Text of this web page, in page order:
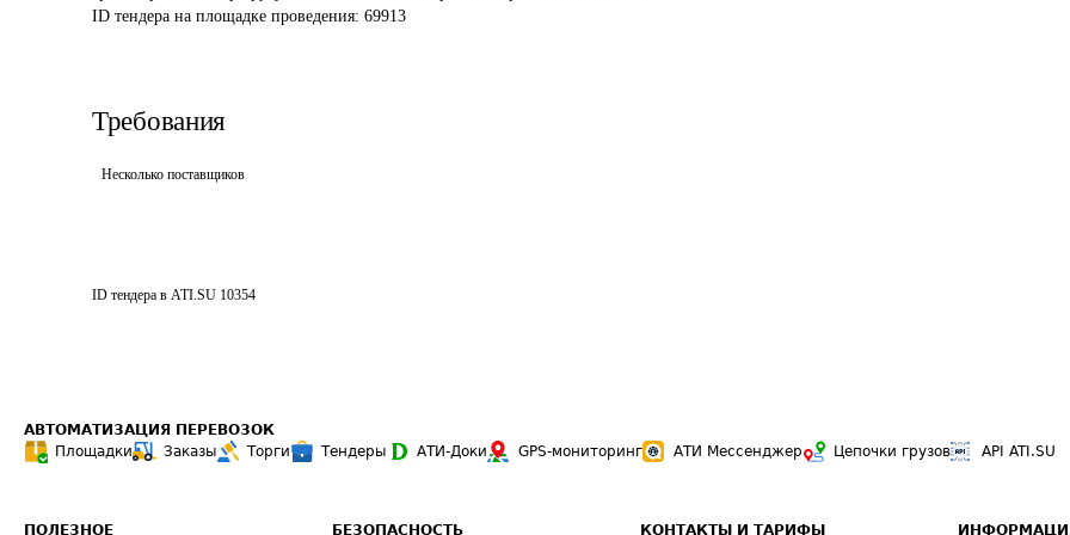
ID тендера на площадке проведения: 69913
Требования
Несколько поставщиков
ID тендера в ATI.SU 10354
АВТОМАТИЗАЦИЯ ПЕРЕВОЗОК
Площадки
Заказы Торги Тендеры АТИ-Доки GPS-мониторинг АТИ Мессенджер Цепочки грузов API ATI.SU
ПОЛЕЗНОЕ БЕЗОПАСНОСТЬ КОНТАКТЫ И ТАРИФЫ